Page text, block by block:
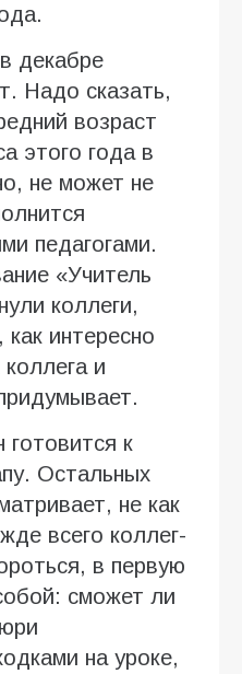
декабре
Надо сказать,
возраст
этого года в
не может не
педагогами.
«Учитель
коллеги,
интересно
и
готовится к
Остальных
не как
всего коллег-
в первую
сможет ли
на уроке,